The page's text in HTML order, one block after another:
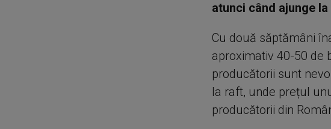
atunci când ajunge
Cu două săptămâni
aproximativ 40-50 de
producătorii sunt
la raft, unde prețul
producătorii din